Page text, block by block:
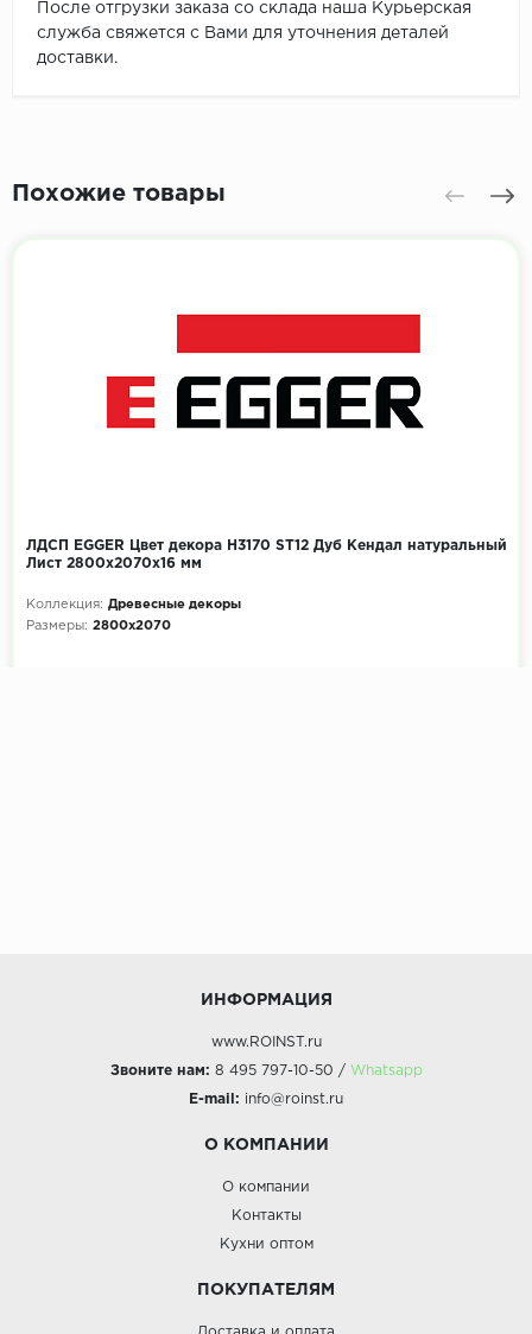
После отгрузки заказа со склада наша Курьерская
служба свяжется с Вами для уточнения деталей
доставки.
Похожие товары
ЛДСП EGGER Цвет декора H3170 ST12 Дуб Кендал натуральный
Лист 2800x2070х16 мм
Коллекция: Древесные декоры
Размеры: 2800x2070
ИНФОРМАЦИЯ
www.ROINST.ru
Звоните нам: 8 495 797-10-50 / Whatsapp
E-mail: info@roinst.ru
О КОМПАНИИ
О компании
Контакты
Кухни оптом
ПОКУПАТЕЛЯМ